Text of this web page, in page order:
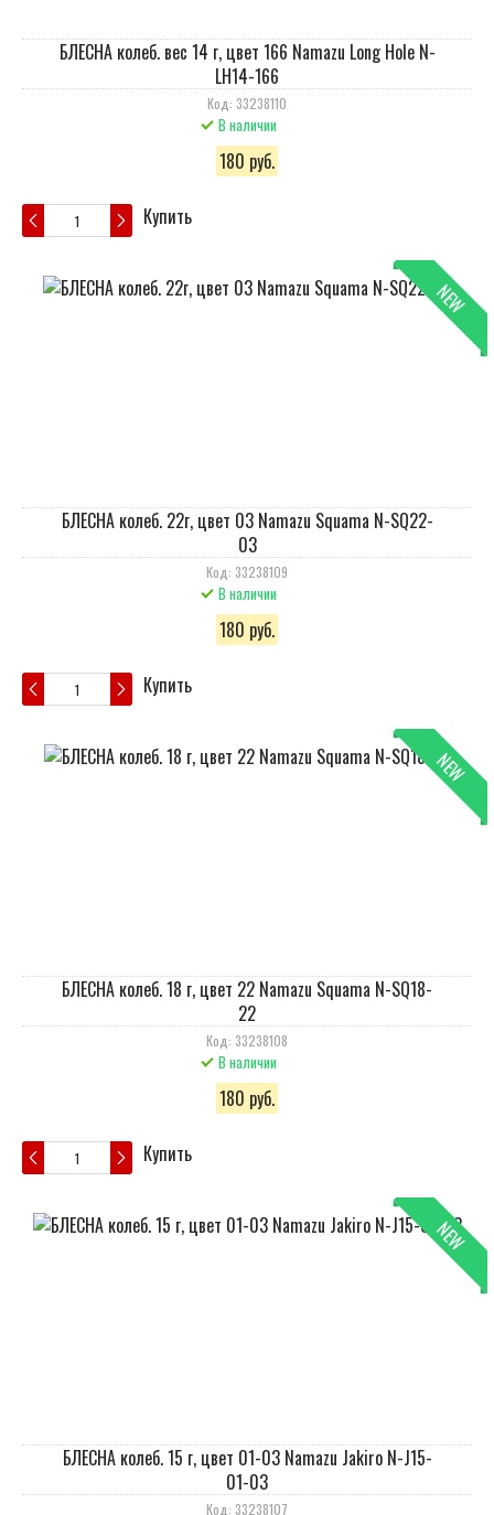
БЛЕСНА колеб. вес 14 г, цвет 166 Namazu Long Hole N-
LH14-166
Код: 33238110
В наличии
180 руб.
Купить
NEW
БЛЕСНА колеб. 22г, цвет 03 Namazu Squama N-SQ22-
03
Код: 33238109
В наличии
180 руб.
Купить
NEW
БЛЕСНА колеб. 18 г, цвет 22 Namazu Squama N-SQ18-
22
Код: 33238108
В наличии
180 руб.
Купить
NEW
БЛЕСНА колеб. 15 г, цвет 01-03 Namazu Jakiro N-J15-
01-03
Код: 33238107